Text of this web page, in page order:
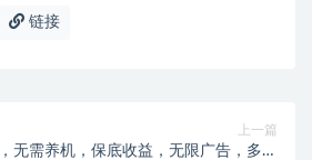
链接
上一篇
无需养机，保底收益，无限广告，多机